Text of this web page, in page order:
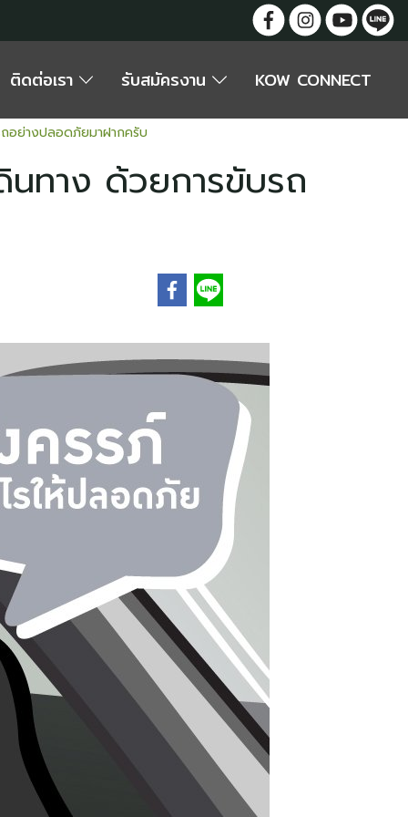
ติดต่อเรา รับสมัครงาน KOW CONNECT
อย่างปลอดภัยมาฝากครับ
ทาง ด้วยการขับรถ